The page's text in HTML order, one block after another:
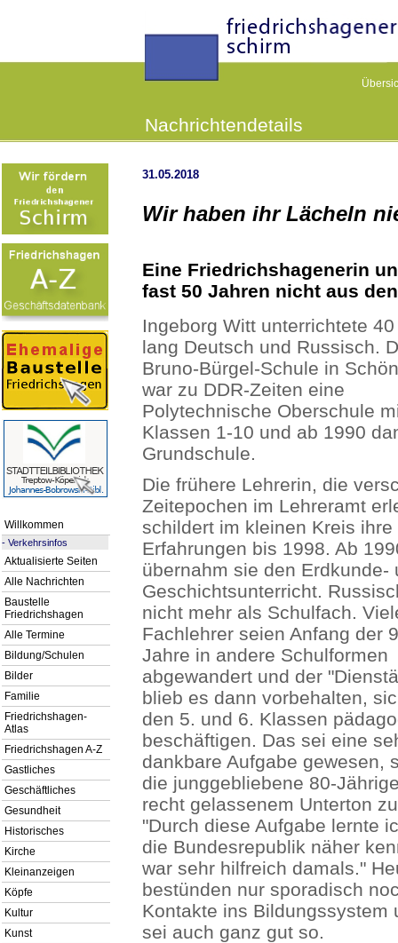
Nachrichtendetails
Willkommen
- Verkehrsinfos
Aktualisierte Seiten
Alle Nachrichten
Baustelle
Friedrichshagen
Alle Termine
Bildung/Schulen
Bilder
Familie
Friedrichshagen-
Atlas
Friedrichshagen A-Z
Gastliches
Geschäftliches
Gesundheit
Historisches
Kirche
Kleinanzeigen
Köpfe
Kultur
Kunst
31.05.2018
Wir haben ihr Lächeln
Eine Friedrichshagenerin
fast 50 Jahren nicht aus
Ingeborg Witt unterrichtete
lang Deutsch und Russisch.
Bruno-Bürgel-Schule in
war zu DDR-Zeiten eine
Polytechnische Oberschule
Klassen 1-10 und ab 1990
Grundschule.
Die frühere Lehrerin, die
Zeitepochen im Lehreramt
schildert im kleinen Kreis ihre
Erfahrungen bis 1998. Ab
übernahm sie den Erdkunde-
Geschichtsunterricht.
nicht mehr als Schulfach.
Fachlehrer seien Anfang der
Jahre in andere Schulformen
abgewandert und der
blieb es dann vorbehalten,
den 5. und 6. Klassen
beschäftigen. Das sei eine
dankbare Aufgabe gewesen,
die junggebliebene 80-
recht gelassenem Unterton
"Durch diese Aufgabe lernte
die Bundesrepublik näher
war sehr hilfreich damals."
bestünden nur sporadisch
Kontakte ins Bildungssystem
sei auch ganz gut so.